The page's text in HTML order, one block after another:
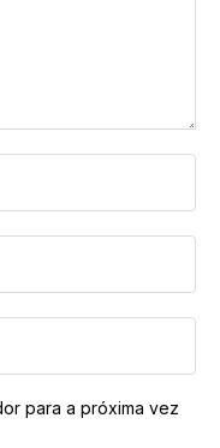
para a próxima vez